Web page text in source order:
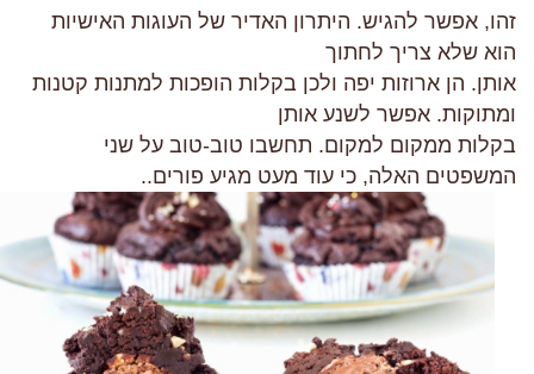
זהו, אפשר להגיש. היתרון האדיר של העוגות האישיות
הוא שלא צריך לחתוך
אותן. הן ארוזות יפה ולכן בקלות הופכות למתנות קטנות
ומתוקות. אפשר לשנע אותן
בקלות ממקום למקום. תחשבו טוב-טוב על שני
המשפטים האלה, כי עוד מעט מגיע פורים..